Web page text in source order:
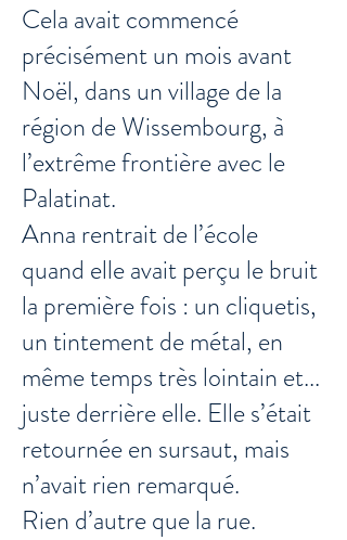
Cela avait commencé
précisément un mois avant
Noël, dans un village de la
région de Wissembourg, à
l’extrême frontière avec le
Palatinat.
Anna rentrait de l’école
quand elle avait perçu le bruit
la première fois : un cliquetis,
un tintement de métal, en
même temps très lointain et...
juste derrière elle. Elle s’était
retournée en sursaut, mais
n’avait rien remarqué.
Rien d’autre que la rue.